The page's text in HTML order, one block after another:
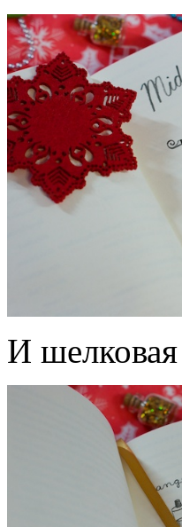
И шелковая